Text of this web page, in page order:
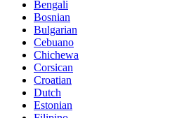
Bengali
Bosnian
Bulgarian
Cebuano
Chichewa
Corsican
Croatian
Dutch
Estonian